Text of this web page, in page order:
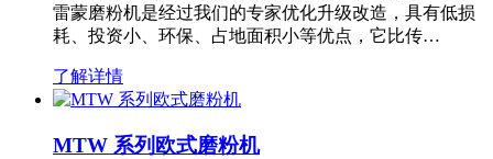
雷蒙磨粉机是经过我们的专家优化升级改造，具有低损
耗、投资小、环保、占地面积小等优点，它比传…
了解详情
MTW 系列欧式磨粉机